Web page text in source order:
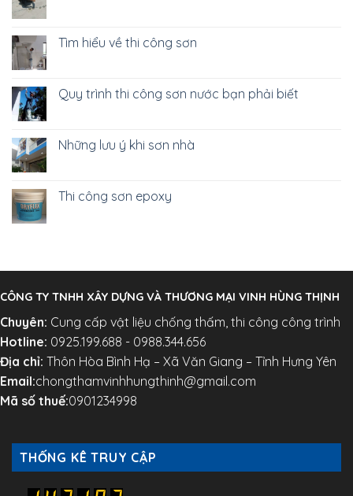
Tìm hiểu về thi công sơn
Quy trình thi công sơn nước bạn phải biết
Những lưu ý khi sơn nhà
Thi công sơn epoxy
CÔNG TY TNHH XÂY DỰNG VÀ THƯƠNG MẠI VINH HÙNG THỊNH
Chuyên: Cung cấp vật liệu chống thấm, thi công công trình
Hotline: 0925.199.688 - 0988.344.656
Địa chỉ: Thôn Hòa Bình Hạ – Xã Văn Giang – Tỉnh Hưng Yên
Email:chongthamvinhhungthinh@gmail.com
Mã số thuế:0901234998
THỐNG KÊ TRUY CẬP